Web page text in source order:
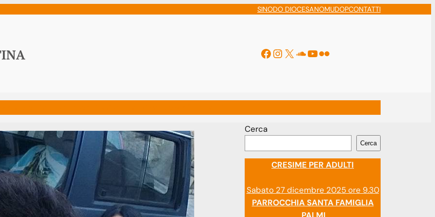
SINODO DIOCESANOMUDOPCONTATTI
Facebook
Instagram
X Soundcloud
YouTube
Flickr
Cerca
Cerca
CRESIME PER ADULTI
Sabato 27 dicembre 2025 ore 9.30
PARROCCHIA SANTA FAMIGLIA